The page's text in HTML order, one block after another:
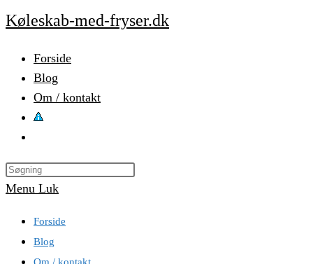
Skip
content
Køleskab-med-fryser.dk
Forside
Blog
Om / kontakt
search
Press
Menu Luk
Forside
Blog